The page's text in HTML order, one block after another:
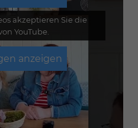
akzeptieren Sie die
YouTube.
anzeigen